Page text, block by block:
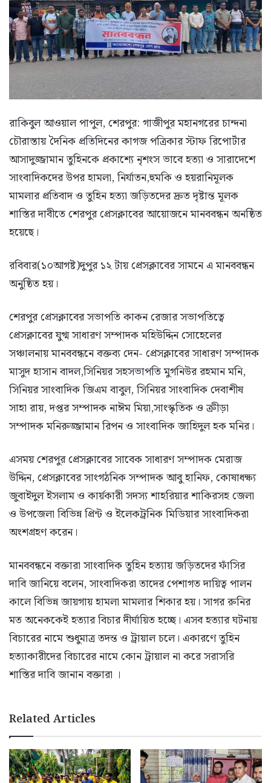
রাকিবুল আওয়াল পাপুল, শেরপুর: গাজীপুর মহানগরের চান্দনা
চৌরাস্তায় দৈনিক প্রতিদিনের কাগজ পত্রিকার স্টাফ রিপোর্টার
আসাদুজ্জামান তুহিনকে প্রকাশ্যে নৃশংস ভাবে হত্যা ও সারাদেশে
সাংবাদিকদের উপর হামলা, নির্যাতন,হুমকি ও হয়রানিমূলক
মামলার প্রতিবাদ ও তুহিন হত্যা জড়িতদের দ্রুত দৃষ্টান্ত মূলক
শাস্তির দাবীতে শেরপুর প্রেসক্লাবের আয়োজনে মানববন্ধন অনষ্ঠিত
হয়েছে।
রবিবার(১০আগষ্ট)দুপুর ১২ টায় প্রেসক্লাবের সামনে এ মানববন্ধন
অনুষ্ঠিত হয়।
শেরপুর প্রেসক্লাবের সভাপতি কাকন রেজার সভাপতিত্বে
প্রেসক্লাবের যুগ্ম সাধারণ সম্পাদক মহিউদ্দিন সোহেলের
সঞ্চালনায় মানববন্ধনে বক্তব্য দেন- প্রেসক্লাবের সাধারণ সম্পাদক
মাসুদ হাসান বাদল,সিনিয়র সহসভাপতি মুগনিউর রহমান মনি,
সিনিয়র সাংবাদিক জিএম বাবুল, সিনিয়র সাংবাদিক দেবাশীষ
সাহা রায়, দপ্তর সম্পাদক নাঈম মিয়া,সাংস্কৃতিক ও ক্রীড়া
সম্পাদক মনিরুজ্জামান রিপন ও সাংবাদিক জাহিদুল হক মনির।
এসময় শেরপুর প্রেসক্লাবের সাবেক সাধারণ সম্পাদক মেরাজ
উদ্দিন, প্রেসক্লাবের সাংগঠনিক সম্পাদক আবু হানিফ, কোষাধক্ষ্য
জুবাইদুল ইসলাম ও কার্য়কারী সদস্য শাহরিয়ার শাকিরসহ জেলা
ও উপজেলা বিভিন্ন প্রিন্ট ও ইলেকট্রনিক মিডিয়ার সাংবাদিকরা
অংশগ্রহণ করেন।
মানববন্ধনে বক্তারা সাংবাদিক তুহিন হত্যায় জড়িতদের ফাঁসির
দাবি জানিয়ে বলেন, সাংবাদিকরা তাদের পেশাগত দায়িত্ব পালন
কালে বিভিন্ন জায়গায় হামলা মামলার শিকার হয়। সাগর রুনির
মত অনেককেই হত্যার বিচার দীর্ঘায়িত হচ্ছে। এসব হত্যার ঘটনায়
বিচারের নামে শুধুমাত্র তদন্ত ও ট্রায়াল চলে। একারণে তুহিন
হত্যাকারীদের বিচারের নামে কোন ট্রায়াল না করে সরাসরি
শাস্তির দাবি জানান বক্তারা ।
Related Articles